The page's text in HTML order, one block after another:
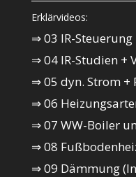
Erklärvideos:
⇒ 03 IR-Steuerung
⇒ 04 IR-Studien +
⇒ 05 dyn. Strom +
⇒ 06
⇒ 07 WW-Boiler
⇒ 08
⇒ 09 Dämmung